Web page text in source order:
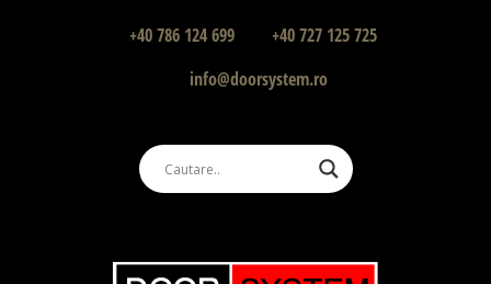
+40 786 124 699
+40 727 125 725
info@doorsystem.ro